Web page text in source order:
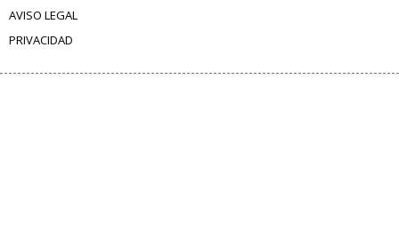
AVISO LEGAL
PRIVACIDAD